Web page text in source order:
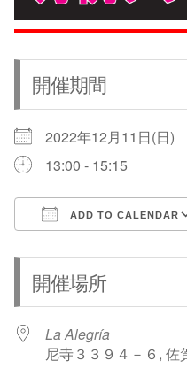
開催期間
2022年12月11日(日)
13:00 - 15:15
ADD TO CALENDAR
開催場所
La Alegría
尼寺３３９４－６, 佐